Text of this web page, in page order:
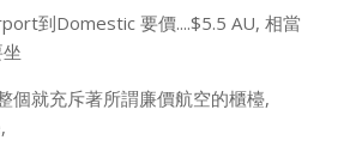
到Domestic 要價....$5.5 AU, 相當
個就充斥著所謂廉價航空的櫃檯,